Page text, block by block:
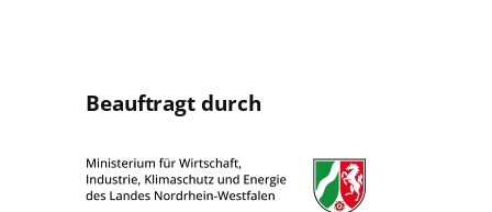
Beauftragt durch